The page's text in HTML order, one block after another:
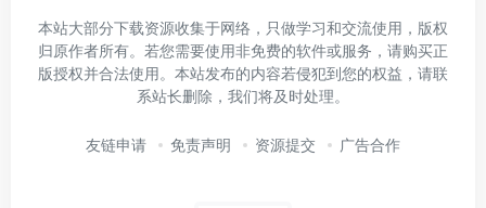
本站大部分下载资源收集于网络，只做学习和交流使用，版权
归原作者所有。若您需要使用非免费的软件或服务，请购买正
版授权并合法使用。本站发布的内容若侵犯到您的权益，请联
系站长删除，我们将及时处理。
友链申请 免责声明 资源提交 广告合作